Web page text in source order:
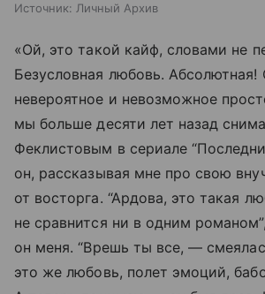
Источник: Личный Архив
«Ой, это такой кайф, словами не
Безусловная любовь. Абсолютная!
невероятное и невозможное
мы больше десяти лет назад
Феклистовым в сериале
он, рассказывая мне про свою
от восторга. “Ардова, это такая
не сравнится ни в одним
он меня. “Врешь ты все, —
это же любовь, полет эмоций,